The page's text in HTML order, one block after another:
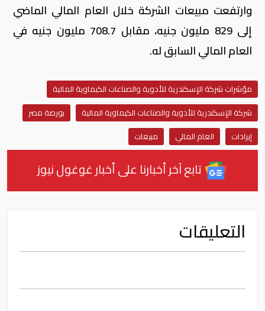
وارتفعت مبيعات الشركة خلال العام المالي الماضي
إلى 829 مليون جنيه، مقابل 708.7 مليون جنيه في
العام المالي السابق له.
مؤشرات شركة الإسكندرية للأدوية والصناعات الكيماوية المالية
شركة الإسكندرية للأدوية والصناعات الكيماوية المالية
بورصة مصر
إيرادات
العام المالي مبيعات
تابع آخر أخبارنا على أخبار غوغول نيوز
التعليقات